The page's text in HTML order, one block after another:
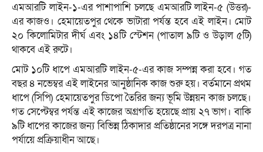
এমআরটি লাইন-১-এর পাশাপাশি চলছে এমআরটি লাইন-৫ (উত্তর)-
এর কাজও। হেমায়েতপুর থেকে ভাটারা পর্যন্ত হবে এই লাইন। মোট
২০ কিলোমিটার দীর্ঘ এবং ১৪টি স্টেশন (পাতাল ৯টি ও উড়াল ৫টি)
থাকবে এই রুটে।
মোট ১০টি ধাপে এমআরটি লাইন-৫-এর কাজ সম্পন্ন করা হবে। গত
বছর ৪ নভেম্বর এই লাইনের আনুষ্ঠানিক কাজ শুরু হয়। বর্তমানে প্রথম
ধাপে (সিপি) হেমায়েতপুর ডিপো তৈরির জন্য ভূমি উন্নয়ন কাজ চলছে।
গত সেপ্টেম্বর পর্যন্ত এই কাজের অগ্রগতি হয়েছে প্রায় ২৭ ভাগ। বাকি
৯টি ধাপের কাজের জন্য বিভিন্ন ঠিকাদার প্রতিষ্ঠানের সঙ্গে দরপত্র নানা
পর্যায়ে প্রক্রিয়াধীন আছে।